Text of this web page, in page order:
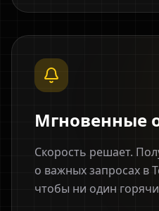
Мгновенные
Скорость решает.
о важных запросах в
чтобы ни один